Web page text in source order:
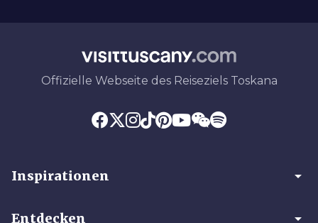
Offizielle Webseite des Reiseziels Toskana
Inspirationen arrow_drop_down
Entdecken arrow_drop_down